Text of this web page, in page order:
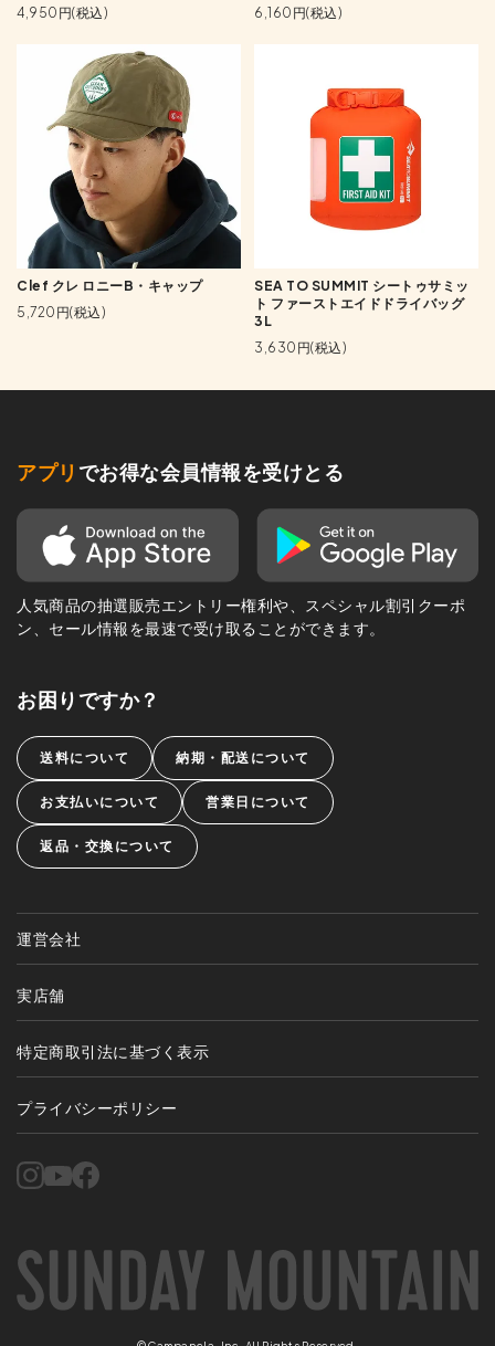
4,950円(税込)
6,160円(税込)
Clef クレ ロニーB・キャップ
5,720円(税込)
SEA TO SUMMIT シートゥサミッ
ト ファーストエイドドライバッグ
3L
3,630円(税込)
アプリ でお得な会員情報を受けとる
人気商品の抽選販売エントリー権利や、スペシャル割引クーポ
ン、セール情報を最速で受け取ることができます。
お困りですか？
送料について 納期・配送について
お支払いについて 営業日について
返品・交換について
運営会社
実店舗
特定商取引法に基づく表示
プライバシーポリシー